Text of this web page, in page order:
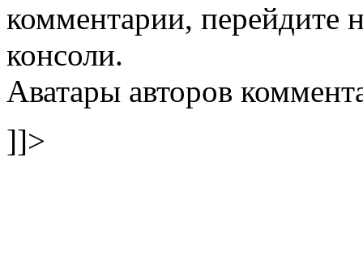
комментарии, перейдите
консоли.
Аватары авторов
]]>